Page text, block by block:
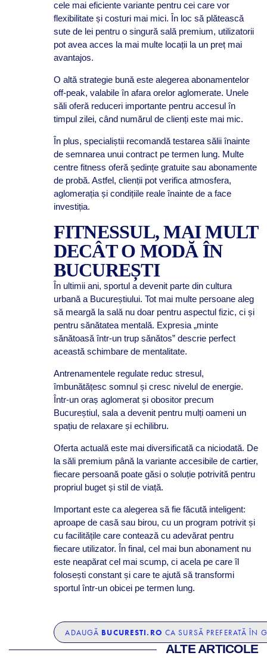
cele mai eficiente variante pentru cei care vor
flexibilitate și costuri mai mici. În loc să plătească
sute de lei pentru o singură sală premium, utilizatorii
pot avea acces la mai multe locații la un preț mai
avantajos.
O altă strategie bună este alegerea abonamentelor
off-peak, valabile în afara orelor aglomerate. Unele
săli oferă reduceri importante pentru accesul în
timpul zilei, când numărul de clienți este mai mic.
În plus, specialiștii recomandă testarea sălii înainte
de semnarea unui contract pe termen lung. Multe
centre fitness oferă ședințe gratuite sau abonamente
de probă. Astfel, clienții pot verifica atmosfera,
aglomerația și condițiile reale înainte de a face
investiția.
FITNESSUL, MAI MULT
DECÂT O MODĂ ÎN
BUCUREȘTI
În ultimii ani, sportul a devenit parte din cultura
urbană a Bucureștiului. Tot mai multe persoane aleg
să meargă la sală nu doar pentru aspectul fizic, ci și
pentru sănătatea mentală. Expresia „minte
sănătoasă într-un trup sănătos” descrie perfect
această schimbare de mentalitate.
Antrenamentele regulate reduc stresul,
îmbunătățesc somnul și cresc nivelul de energie.
Într-un oraș aglomerat și obositor precum
Bucureștiul, sala a devenit pentru mulți oameni un
spațiu de relaxare și echilibru.
Oferta actuală este mai diversificată ca niciodată. De
la săli premium până la variante accesibile de cartier,
fiecare persoană poate găsi o soluție potrivită pentru
propriul buget și stil de viață.
Important este ca alegerea să fie făcută inteligent:
aproape de casă sau birou, cu un program potrivit și
cu facilitățile care contează cu adevărat pentru
fiecare utilizator. În final, cel mai bun abonament nu
este neapărat cel mai scump, ci acela pe care îl
folosești constant și care te ajută să transformi
sportul într-un obicei pe termen lung.
ADAUGĂ BUCURESTI.RO CA SURSĂ PREFERATĂ ÎN
ALTE ARTICOLE